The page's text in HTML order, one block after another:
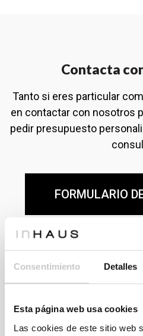
Consentimiento Detalles
Esta página web usa cookies
Las cookies de este sitio web
Contacta
Tanto si eres particular
en contactar con nosotros
pedir presupuesto
FORMULARIO
Consulta